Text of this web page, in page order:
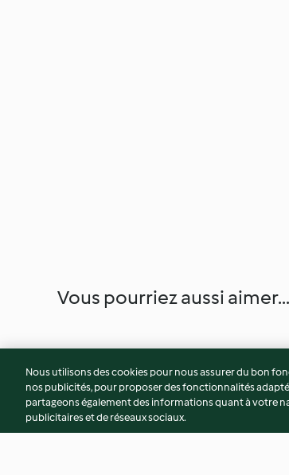
Vous pourriez aussi aimer...
Nous utilisons des cookies pour nous assurer du bon
nos publicités, pour proposer des fonctionnalités
partageons également des informations quant à votre
publicitaires et de réseaux sociaux.